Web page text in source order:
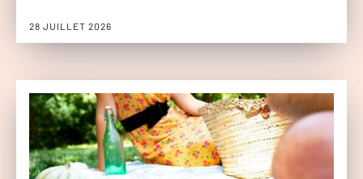
28 JUILLET 2026